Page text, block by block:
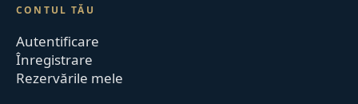
CONTUL TĂU
Autentificare
Înregistrare
Rezervările mele